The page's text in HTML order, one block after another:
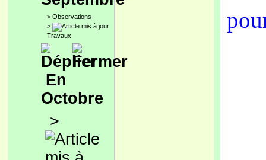
> Observations
>
Travaux
En
Octobre
>